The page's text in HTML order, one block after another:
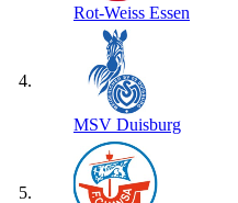
Rot-Weiss Essen
4.
MSV Duisburg
5.